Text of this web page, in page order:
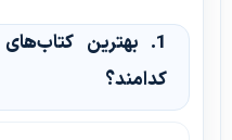
1. بهترین
کدامند؟